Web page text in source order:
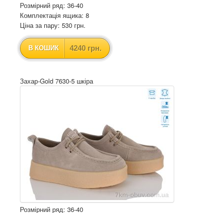
Розмірний ряд: 36-40
Комплектація ящика: 8
Ціна за пару: 530 грн.
В КОШИК 4240 грн.
Захар-Gold 7630-5 шкіра
Розмірний ряд: 36-40